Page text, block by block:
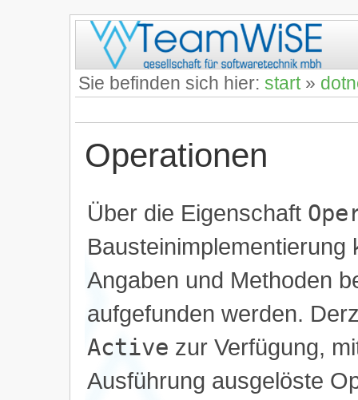
Sie befinden sich hier: start»
Operationen
Über die Eigenschaft
Angaben und Methoden
aufgefunden werden.
Active zur Verfügung,
Ausführung ausgelöste